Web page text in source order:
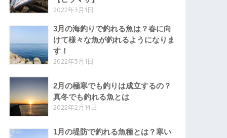
2022年3月1日
3月の海釣りで釣れる魚は？春に向
けて様々な魚が釣れるようになりま
す！
2022年3月1日
2月の極寒でも釣りは成立するの？
真冬でも釣れる魚とは
2022年2月14日
1月の堤防で釣れる魚種とは？寒い